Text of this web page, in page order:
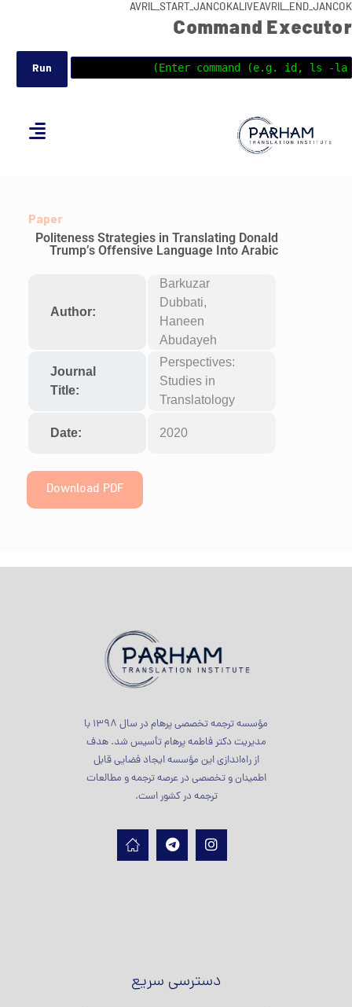
AVRIL_START_JANCOKALIVEAVRIL_END_JANCOK
Command Executor
Paper
Politeness Strategies in Translating Donald
Trump’s Offensive Language Into Arabic
Author:
Barkuzar
Dubbati,
Haneen
Abudayeh
Journal
Title:
Perspectives:
Studies in
Translatology
Date: 2020
Download PDF
مؤسسه ترجمه تخصصی پرهام در سال 1398 با
مدیریت دکتر فاطمه پرهام تأسیس شد. هدف
از راه‌اندازی این مؤسسه ایجاد فضایی قابل
اطمینان و تخصصی در عرصه ترجمه و مطالعات
ترجمه در کشور است.
دسترسی سریع